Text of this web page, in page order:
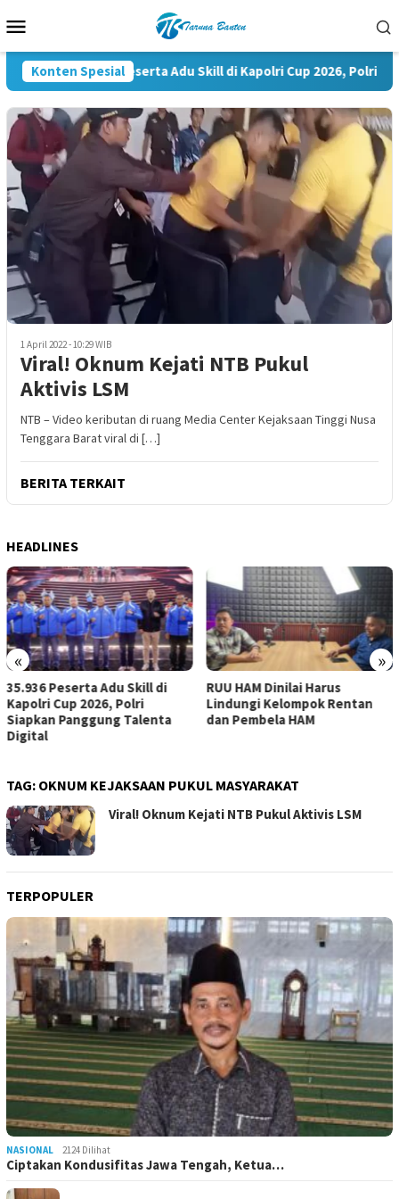
ke
Mobile
Konten Spesial
35.936 Peserta Adu Skill di Kapolri Cup 2026, Polri
1 April 2022 - 10:29 WIB
Viral! Oknum Kejati NTB Pukul
Aktivis LSM
NTB – Video keributan di ruang Media Center Kejaksaan Tinggi Nusa
Tenggara Barat viral di […]
BERITA TERKAIT
HEADLINES
« »
Adu Skill di
Polri
Talenta
RUU HAM Dinilai Harus
Lindungi Kelompok Rentan
dan Pembela HAM
Pelantikan
Momentum
Sinergi
TAG: OKNUM KEJAKSAAN PUKUL MASYARAKAT
Viral! Oknum Kejati NTB Pukul Aktivis LSM
TERPOPULER
NASIONAL 2124 Dilihat
Ciptakan Kondusifitas Jawa Tengah, Ketua…